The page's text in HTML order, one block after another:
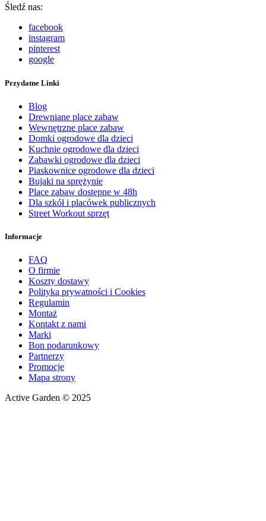
Śledź nas:
facebook
instagram
pinterest
google
Przydatne Linki
Blog
Drewniane place zabaw
Wewnętrzne place zabaw
Domki ogrodowe dla dzieci
Kuchnie ogrodowe dla dzieci
Zabawki ogrodowe dla dzieci
Piaskownice ogrodowe dla dzieci
Bujaki na sprężynie
Place zabaw dostępne w 48h
Dla szkół i placówek publicznych
Street Workout sprzęt
Informacje
FAQ
O firmie
Koszty dostawy
Polityka prywatności i Cookies
Regulamin
Montaż
Kontakt z nami
Marki
Bon podarunkowy
Partnerzy
Promocje
Mapa strony
Active Garden © 2025